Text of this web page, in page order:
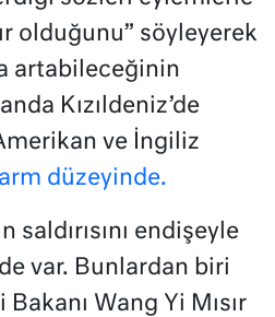
olduğunu” söyleyerek
artabileceğinin
Kızıldeniz’de
ve İngiliz
düzeyinde.
saldırısını endişeyle
var. Bunlardan biri
Bakanı Wang Yi Mısır